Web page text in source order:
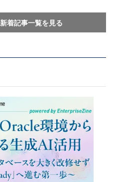
新着記事一覧を見る